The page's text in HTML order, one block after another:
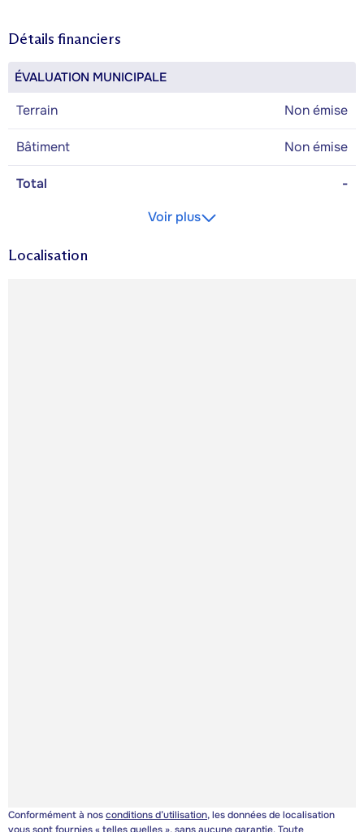
Détails financiers
ÉVALUATION MUNICIPALE
Terrain Non émise
Bâtiment Non émise
Total
-
Voir plus
Localisation
Conformément à nosconditions d’utilisation, les données de localisation
vous sont fournies « telles quelles », sans aucune garantie. Toute